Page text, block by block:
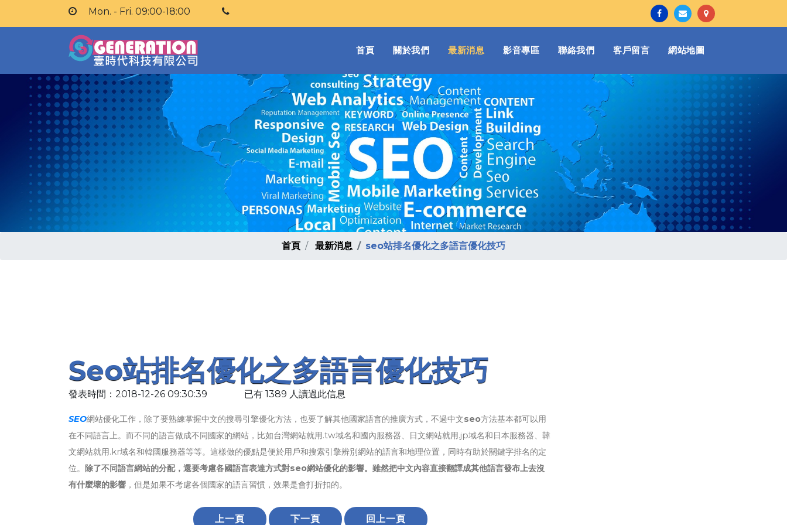
Mon. - Fri. 09:00-18:00
首頁(current)
關於我們 最新消息 影音專區 聯絡我們 客戶留言 網站地圖
首頁 最新消息 seo站排名優化之多語言優化技巧
Seo站排名優化之多語言優化技巧
發表時間：2018-12-26 09:30:39 已有 1389 人讀過此信息
SEO網站優化工作，除了要熟練掌握中文的搜尋引擎優化方法，也要了解其他國家語言的推廣方式，不過中文seo方法基本都可以用
在不同語言上。而不同的語言做成不同國家的網站，比如台灣網站就用.tw域名和國內服務器、日文網站就用.jp域名和日本服務器、韓
文網站就用.kr域名和韓國服務器等等。這樣做的優點是便於用戶和搜索引擎辨別網站的語言和地理位置，同時有助於關鍵字排名的定
位。 除了不同語言網站的分配，還要考慮各國語言表達方式對seo網站優化的影響。雖然把中文內容直接翻譯成其他語言發布上去沒
有什麼壞的影響 ，但是如果不考慮各個國家的語言習慣，效果是會打折扣的。
上一頁 下一頁 回上一頁